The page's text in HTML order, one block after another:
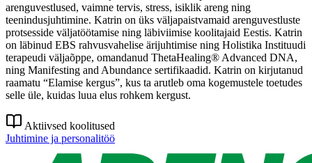
arenguvestlused, vaimne tervis, stress, isiklik areng ning
teenindusjuhtimine. Katrin on üks väljapaistvamaid arenguvestluste
protsesside väljatöötamise ning läbiviimise koolitajaid Eestis. Katrin
on läbinud EBS rahvusvahelise ärijuhtimise ning Holistika Instituudi
terapeudi väljaõppe, omandanud ThetaHealing® Advanced DNA,
ning Manifesting and Abundance sertifikaadid. Katrin on kirjutanud
raamatu “Elamise kergus”, kus ta arutleb oma kogemustele toetudes
selle üle, kuidas luua elus rohkem kergust.
Aktiivsed koolitused
Juhtimine ja personalitöö